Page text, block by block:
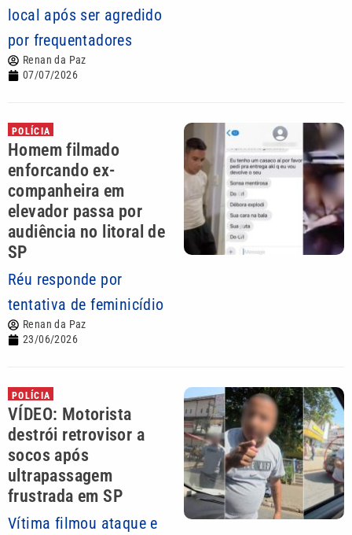
local após ser agredido
por frequentadores
Renan da Paz
07/07/2026
POLÍCIA
Homem filmado
enforcando ex-
companheira em
elevador passa por
audiência no litoral de
SP
Réu responde por
tentativa de feminicídio
Renan da Paz
23/06/2026
POLÍCIA
VÍDEO: Motorista
destrói retrovisor a
socos após
ultrapassagem
frustrada em SP
Vítima filmou ataque e